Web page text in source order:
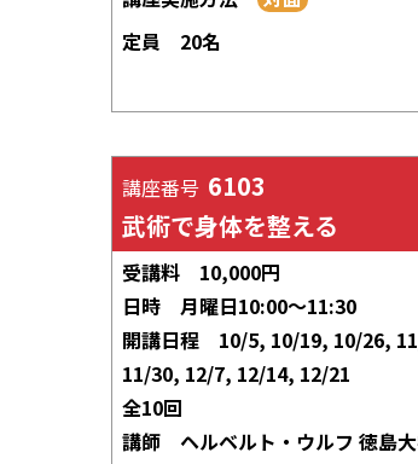
定員
20名
講座番号 6103
武術で身体を整える
受講料
10,000円
日時
月曜日10:00～11:30
開講日程
10/5, 10/19, 10/26,
11/30, 12/7, 12/14, 12/21
全10回
講師
ヘルベルト・ウルフ 徳島